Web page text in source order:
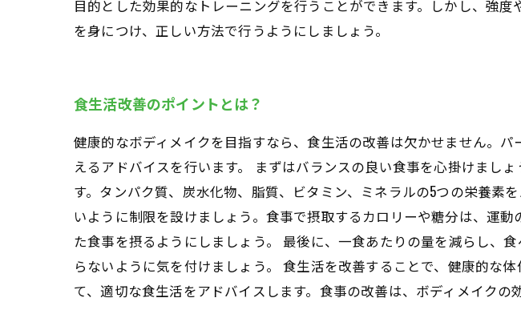
目的とした効果的なトレーニングを行うことができます。しかし、強
を身につけ、正しい方法で行うようにしましょう。
食生活改善のポイントとは？
健康的なボディメイクを目指すなら、食生活の改善は欠かせません。
えるアドバイスを行います。 まずはバランスの良い食事を心掛けまし
す。タンパク質、炭水化物、脂質、ビタミン、ミネラルの5つの栄養素
いように制限を設けましょう。食事で摂取するカロリーや糖分は、運
た食事を摂るようにしましょう。 最後に、一食あたりの量を減らし、
らないように気を付けましょう。 食生活を改善することで、健康的な
て、適切な食生活をアドバイスします。食事の改善は、ボディメイク